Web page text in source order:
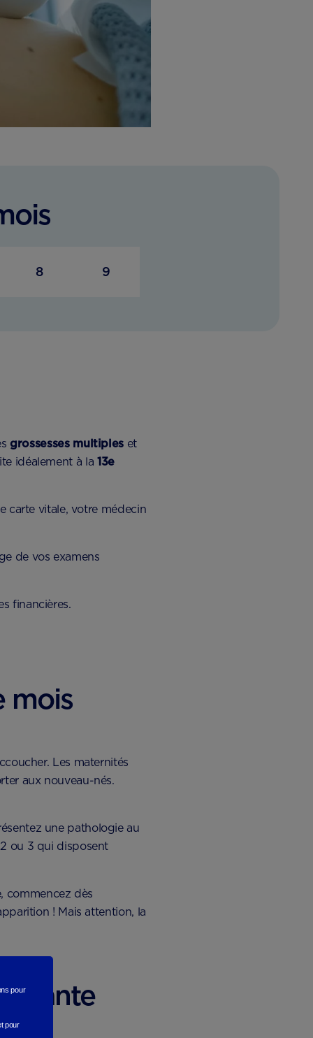
8 9
grossesses multiples et
idéalement à la 13e
carte vitale, votre médecin
de vos examens
financières.
mois
Les maternités
aux nouveau-nés.
une pathologie au
ou 3 qui disposent
commencez dès
! Mais attention, la
pour
pour